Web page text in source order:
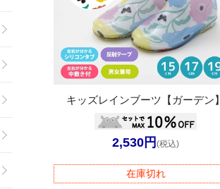
キッズレインブーツ【ガーデン】
2,530円 (税込)
在庫切れ